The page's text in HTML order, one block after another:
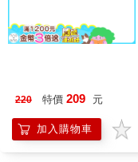
Renate是非常柏林風格
更酷，是廢棄市立游泳
Club優點，隱密又有露
舉辦Party，是非常有
的守門人也同樣很有「
入場攻略。
09 聽一場Te c h n o 音樂
Fusion Festival 與 Melt
220 特價 209 元
加入購物車